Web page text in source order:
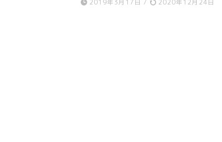
2019年3月17日 / 2020年12月24日